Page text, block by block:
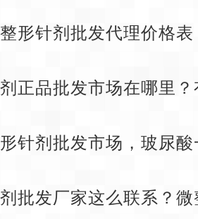
形针剂批发代理价格
正品批发市场在哪里
针剂批发市场，玻尿
批发厂家这么联系？